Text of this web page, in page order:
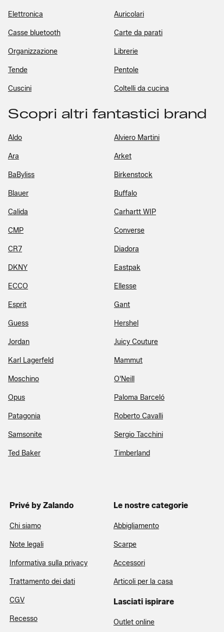
Elettronica Auricolari
Casse bluetooth Carte da parati
Organizzazione Librerie
Tende Pentole
Cuscini Coltelli da cucina
Scopri altri fantastici brand
Aldo Alviero Martini
Ara Arket
BaByliss Birkenstock
Blauer Buffalo
Calida Carhartt WIP
CMP Converse
CR7 Diadora
DKNY Eastpak
ECCO Ellesse
Esprit Gant
Guess Hershel
Jordan Juicy Couture
Karl Lagerfeld Mammut
Moschino O'Neill
Opus Paloma Barceló
Patagonia Roberto Cavalli
Samsonite Sergio Tacchini
Ted Baker Timberland
Privé by Zalando
Chi siamo
Note legali
Informativa sulla privacy
Trattamento dei dati
CGV
Recesso
Le nostre categorie
Abbigliamento
Scarpe
Accessori
Articoli per la casa
Lasciati ispirare
Outlet online